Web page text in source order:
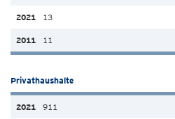
13
11
Privathaushalte
911